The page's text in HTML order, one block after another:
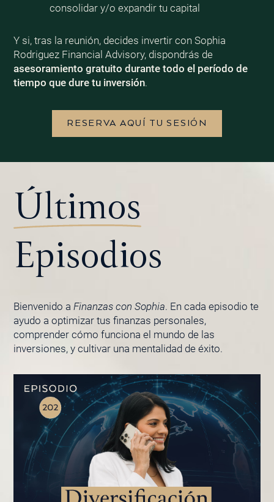
consolidar y/o expandir tu capital
Y si, tras la reunión, decides invertir con Sophia
Rodriguez Financial Advisory, dispondrás de
asesoramiento gratuito durante todo el período de
tiempo que dure tu inversión.
RESERVA AQUÍ TU SESIÓN
Últimos
Episodios
Bienvenido a Finanzas con Sophia. En cada episodio te
ayudo a optimizar tus finanzas personales,
comprender cómo funciona el mundo de las
inversiones, y cultivar una mentalidad de éxito.
PÁGINA
PÁGINA
PÁGINAPÁGINA